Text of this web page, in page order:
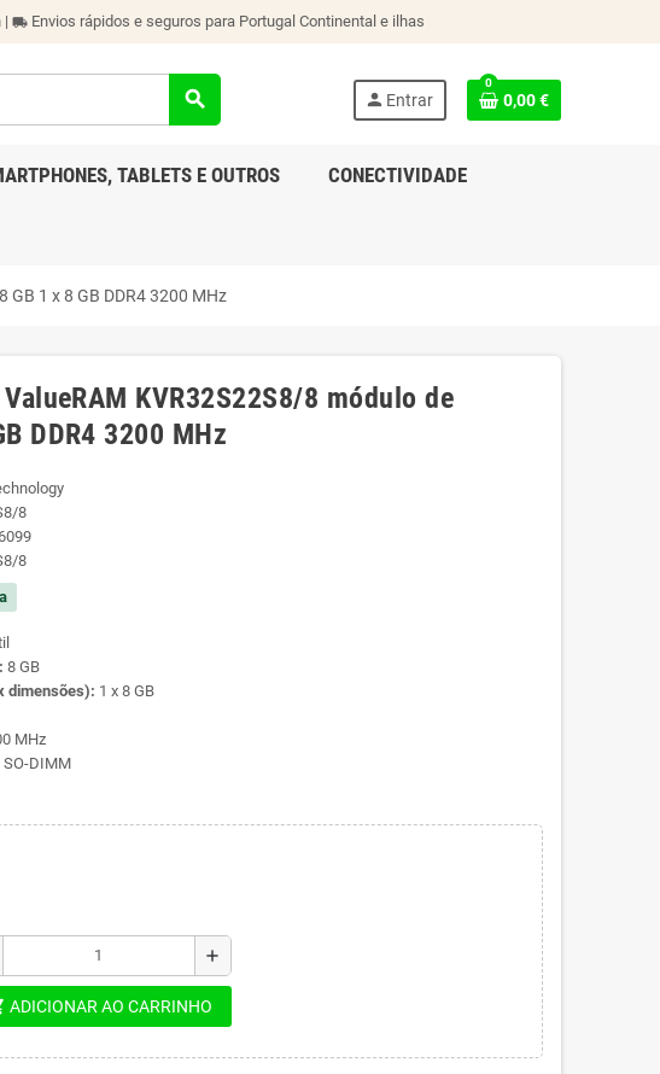
| local_shipping Envios rápidos e seguros para Portugal Continental e ilhas
search person Entrar
0
0,00 €
TABLETS E OUTROS CONECTIVIDADE
1 x 8 GB DDR4 3200 MHz
KVR32S22S8/8 módulo de
DDR4 3200 MHz
8
8
8 GB
dimensões): 1 x 8 GB
MHz
SO-DIMM
add
ADICIONAR AO CARRINHO